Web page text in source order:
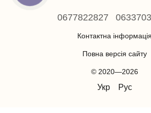
0677822827
Контактна інформація
Повна версія сайту
© 2020—2026
Укр Рус